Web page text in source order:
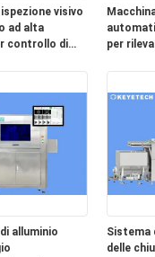
visivo
ad alta
controllo di
per
alluminio
Sistema
delle